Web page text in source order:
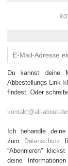
Du kannst deine
Abbestellungs-Link
findest. Oder
kontakt@all-about-
Ich behandle
zum
Datenschutz
“Abonnieren”
deine